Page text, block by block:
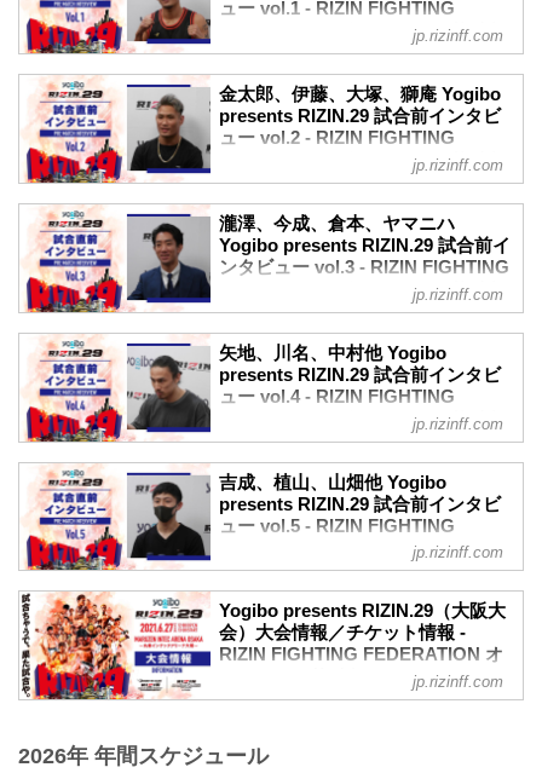
直前番組 放送・配信情報一覧
日付 時間 放送・配信媒体 番組名
6/26（土） 10:00〜11:00 RIZIN FF公式
YouTube 試合直前計量
19:...
ュー vol.1 - RIZIN FIGHTING
FEDERATION オフィシャルサイト
大阪で行われるYogibo presents RIZIN.29
の、マスコミ向けインタビューの内容を
公開！
皇治「死ぬ気で取りに行きますよ」
Yogibo presents RIZIN.29 皇治 試合前イ
ンタビュー
youtu.be
——現在の心境はいかがですか？
皇治 普通ですよ。
——対戦相手の印象はどうですか？
皇治 ひょっとこさんですか？今更ないで
すけどね、何もないですよ。後はやるだ
けなんで。...
jp.rizinff.com
金太郎、伊藤、大塚、獅庵 Yogibo
presents RIZIN.29 試合前インタビ
ュー vol.2 - RIZIN FIGHTING
FEDERATION オフィシャルサイト
大阪で行われるYogibo presents RIZIN.29
の、マスコミ向けインタビューの内容を
公開！
金太郎「相手に負ける所はない」
Yogibo presents RIZIN.29 金太郎 試合前
インタビュー
youtu.be
——現在の心境はいかがですか？
金太郎 いよいよ試合やな、というい気持
ちです。
——対戦相手の印象はどうですか？
金太郎 別に特に変わらず、あんまりこれ
と言って意識はして...
jp.rizinff.com
瀧澤、今成、倉本、ヤマニハ
Yogibo presents RIZIN.29 試合前イ
ンタビュー vol.3 - RIZIN FIGHTING
FEDERATION オフィシャルサイト
大阪で行われるYogibo presents RIZIN.29
の、マスコミ向けインタビューの内容を
公開！
瀧澤謙太「何もさせずに勝つか、何もさ
せずに負けるか」
Yogibo presents RIZIN.29 瀧澤謙太 試合
前インタビュー
——現在の心境はいかがですか？
瀧澤 やれることはやり尽くしたので、あ
とはなるようになるかなと思って、全力
を尽くすまでです。
——対戦相手の印象は...
jp.rizinff.com
矢地、川名、中村他 Yogibo
presents RIZIN.29 試合前インタビ
ュー vol.4 - RIZIN FIGHTING
FEDERATION オフィシャルサイト
大阪で行われるYogibo presents RIZIN.29
の、マスコミ向けインタビューの内容を
公開！
矢地祐介「ほぼ全て変えたので、自分自
身楽しみ」
Yogibo presents RIZIN.29 矢地祐介 試合
前インタビュー
——現在の心境はいかがですか？
すが、心の底から自分自身、楽しみで
jp.rizinff.com
吉成、植山、山畑他 Yogibo
presents RIZIN.29 試合前インタビ
ュー vol.5 - RIZIN FIGHTING
FEDERATION オフィシャルサイト
大阪で行われるYogibo presents RIZIN.29
の、マスコミ向けインタビューの内容を
公開！
Yogibo presents RIZIN.29 吉成名高 試合
jp.rizinff.com
Yogibo presents RIZIN.29（大阪大
会）大会情報／チケット情報 -
RIZIN FIGHTING FEDERATION オ
GP - 1st Round (Osaka) 」&「矢地祐介
jp.rizinff.com
2026年 年間スケジュール